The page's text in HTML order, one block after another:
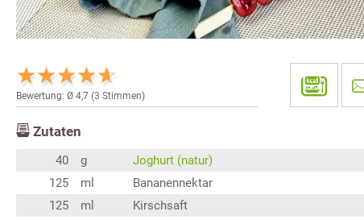
Bewertung: Ø 4,7 (3 Stimmen)
Zutaten
40 g
Joghurt (natur)
125
ml
Bananennektar
125
ml
Kirschsaft